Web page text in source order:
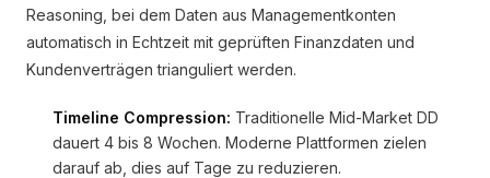
Reasoning, bei dem Daten aus Managementkonten
automatisch in Echtzeit mit geprüften Finanzdaten und
Kundenverträgen trianguliert werden.
Timeline Compression: Traditionelle Mid-Market DD
dauert 4 bis 8 Wochen. Moderne Plattformen zielen
darauf ab, dies auf Tage zu reduzieren.